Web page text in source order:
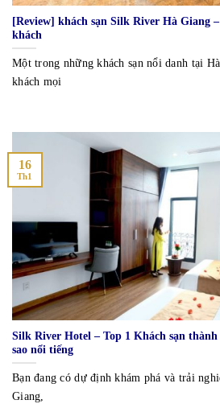
[Review] khách sạn Silk River Hà Giang
khách
Một trong những khách sạn nổi danh tại
khách mọi
Silk River Hotel – Top 1 Khách sạn
sao nổi tiếng
Bạn đang có dự định khám phá và trải
Giang,
16
Th1